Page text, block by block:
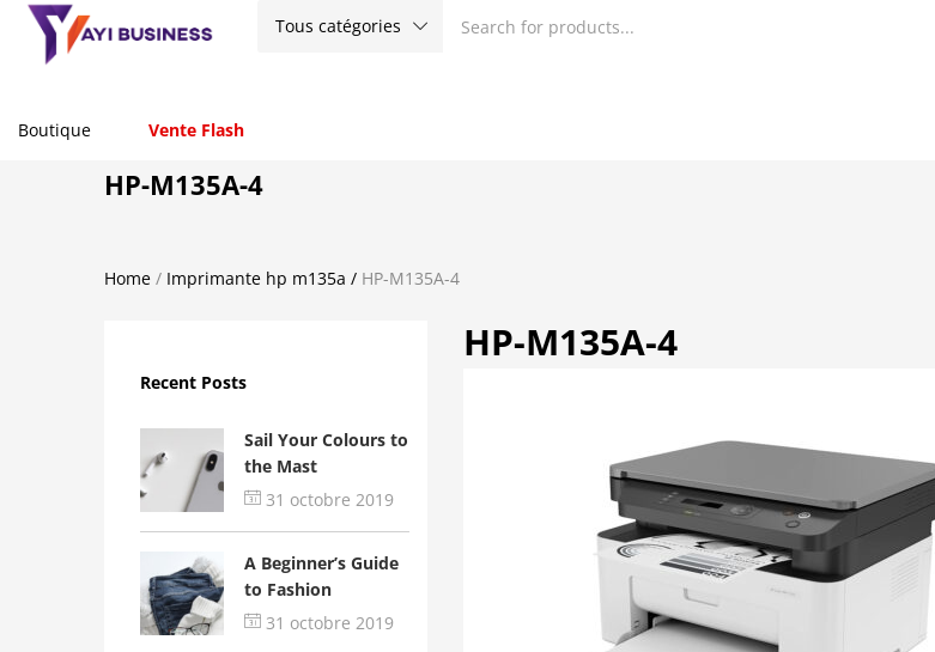
Tous catégories
Boutique Vente Flash
HP-M135A-4
Home / Imprimante hp m135a / HP-M135A-4
Recent Posts
Sail Your Colours to
the Mast
31 octobre 2019
A Beginner’s Guide
to Fashion
31 octobre 2019
HP-M135A-4